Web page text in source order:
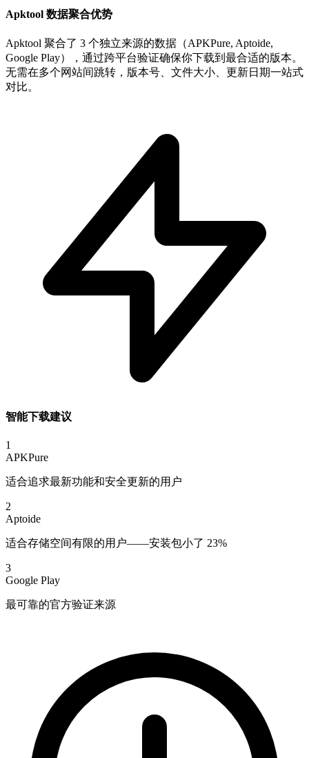
Apktool 数据聚合优势
Apktool 聚合了 3 个独立来源的数据（APKPure, Aptoide,
Google Play），通过跨平台验证确保你下载到最合适的版本。
无需在多个网站间跳转，版本号、文件大小、更新日期一站式
对比。
智能下载建议
1
APKPure
适合追求最新功能和安全更新的用户
2
Aptoide
适合存储空间有限的用户——安装包小了 23%
3
Google Play
最可靠的官方验证来源